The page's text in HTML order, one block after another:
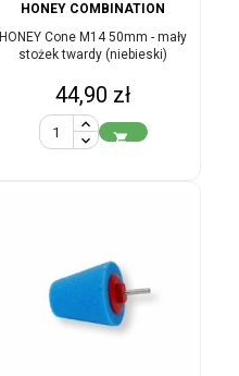
HONEY COMBINATION
HONEY Cone M14 50mm - mały
stożek twardy (niebieski)
Cena
44,90 zł
